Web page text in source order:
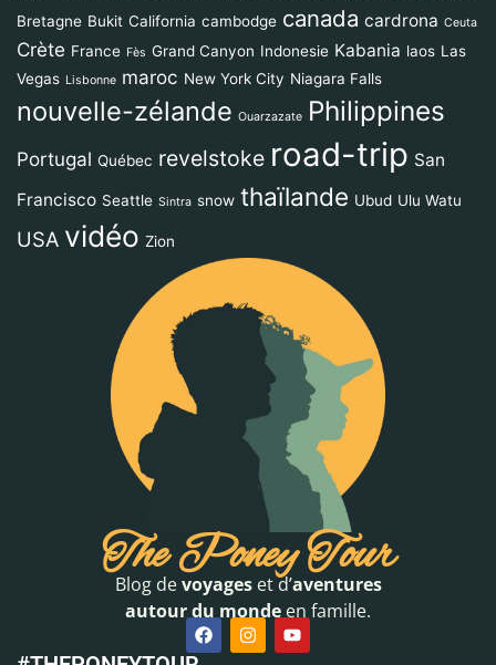
Bretagne Bukit California cambodge canada cardrona Ceuta
Crète France Fès Grand Canyon Indonesie Kabania laos Las
Vegas Lisbonne maroc New York City Niagara Falls
nouvelle-zélande Ouarzazate Philippines
Portugal Québec revelstoke road-trip San
Francisco Seattle Sintra snow thaïlande Ubud Ulu Watu
USA vidéo Zion
The Poney Tour
Blog devoyageset d’aventures
autour du monde en famille.